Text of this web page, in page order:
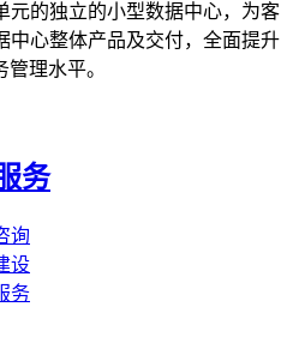
元的独立的小型数据中心，为客
中心整体产品及交付，全面提升
理水平。
务
询
设
务